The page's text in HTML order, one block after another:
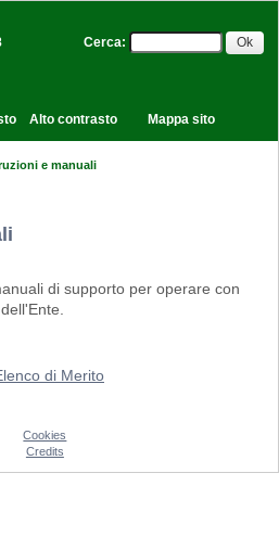
Cerca:
Alto contrasto Mappa sito
e manuali
di supporto per operare con
di Merito
Cookies
Credits